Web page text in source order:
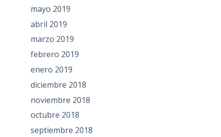
mayo 2019
abril 2019
marzo 2019
febrero 2019
enero 2019
diciembre 2018
noviembre 2018
octubre 2018
septiembre 2018